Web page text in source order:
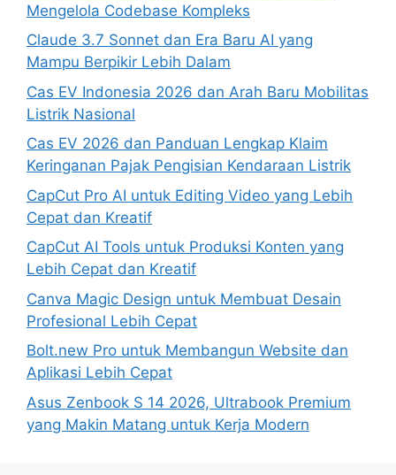
Mengelola Codebase Kompleks
Claude 3.7 Sonnet dan Era Baru AI yang
Mampu Berpikir Lebih Dalam
Cas EV Indonesia 2026 dan Arah Baru Mobilitas
Listrik Nasional
Cas EV 2026 dan Panduan Lengkap Klaim
Keringanan Pajak Pengisian Kendaraan Listrik
CapCut Pro AI untuk Editing Video yang Lebih
Cepat dan Kreatif
CapCut AI Tools untuk Produksi Konten yang
Lebih Cepat dan Kreatif
Canva Magic Design untuk Membuat Desain
Profesional Lebih Cepat
Bolt.new Pro untuk Membangun Website dan
Aplikasi Lebih Cepat
Asus Zenbook S 14 2026, Ultrabook Premium
yang Makin Matang untuk Kerja Modern